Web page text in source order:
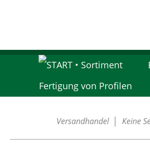
Fertigung von Profilen
Versandhandel │ Keine